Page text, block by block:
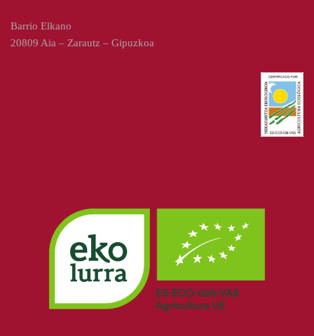
Barrio Elkano
20809 Aia – Zarautz – Gipuzkoa